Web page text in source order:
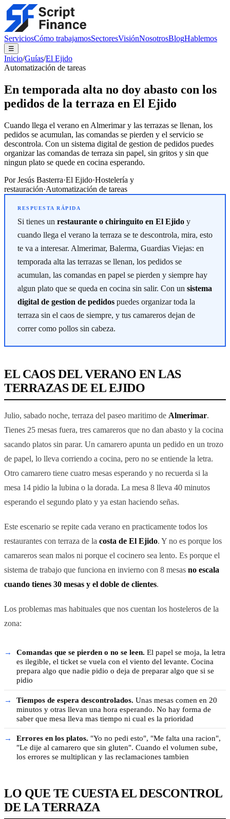
ServiciosCómo trabajamosSectoresVisiónNosotrosBlogHablemos
☰
Inicio/Guías/El Ejido
Automatización de tareas
En temporada alta no doy abasto con los
pedidos de la terraza en El Ejido
Cuando llega el verano en Almerimar y las terrazas se llenan, los
pedidos se acumulan, las comandas se pierden y el servicio se
descontrola. Con un sistema digital de gestion de pedidos puedes
organizar las comandas de terraza sin papel, sin gritos y sin que
ningun plato se quede en cocina esperando.
PorJesús Basterra·El Ejido·Hostelería y
restauración·Automatización de tareas
Si tienes un restaurante o chiringuito en El Ejido y
cuando llega el verano la terraza se te descontrola, mira, esto
te va a interesar. Almerimar, Balerma, Guardias Viejas: en
temporada alta las terrazas se llenan, los pedidos se
acumulan, las comandas en papel se pierden y siempre hay
algun plato que se queda en cocina sin salir. Con un sistema
digital de gestion de pedidos puedes organizar toda la
terraza sin el caos de siempre, y tus camareros dejan de
correr como pollos sin cabeza.
EL CAOS DEL VERANO EN LAS
TERRAZAS DE EL EJIDO
Julio, sabado noche, terraza del paseo maritimo de Almerimar.
Tienes 25 mesas fuera, tres camareros que no dan abasto y la cocina
sacando platos sin parar. Un camarero apunta un pedido en un trozo
de papel, lo lleva corriendo a cocina, pero no se entiende la letra.
Otro camarero tiene cuatro mesas esperando y no recuerda si la
mesa 14 pidio la lubina o la dorada. La mesa 8 lleva 40 minutos
esperando el segundo plato y ya estan haciendo señas.
Este escenario se repite cada verano en practicamente todos los
restaurantes con terraza de la costa de El Ejido. Y no es porque los
camareros sean malos ni porque el cocinero sea lento. Es porque el
sistema de trabajo que funciona en invierno con 8 mesas no escala
cuando tienes 30 mesas y el doble de clientes.
Los problemas mas habituales que nos cuentan los hosteleros de la
zona:
Comandas que se pierden o no se leen. El papel se moja, la letra
es ilegible, el ticket se vuela con el viento del levante. Cocina
prepara algo que nadie pidio o deja de preparar algo que si se
pidio
Tiempos de espera descontrolados. Unas mesas comen en 20
minutos y otras llevan una hora esperando. No hay forma de
saber que mesa lleva mas tiempo ni cual es la prioridad
Errores en los platos. "Yo no pedi esto", "Me falta una racion",
"Le dije al camarero que sin gluten". Cuando el volumen sube,
los errores se multiplican y las reclamaciones tambien
LO QUE TE CUESTA EL DESCONTROL
DE LA TERRAZA